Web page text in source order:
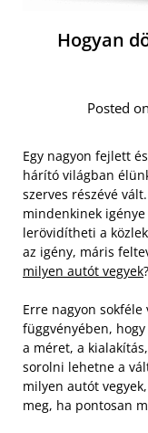
Hogyan
Posted
Egy nagyon fejlett
hárító világban
szerves részévé
mindenkinek
lerövidítheti a
az igény, máris
milyen autót vegyek?
Erre nagyon
függvényében,
a méret, a
sorolni lehetne a
milyen autót
meg, ha pontosan